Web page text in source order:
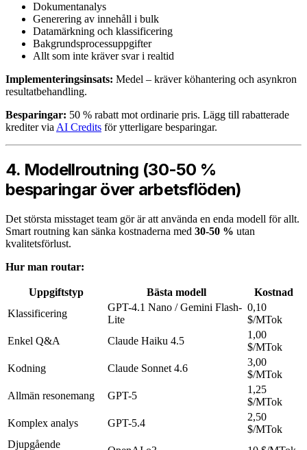
Dokumentanalys
Generering av innehåll i bulk
Datamärkning och klassificering
Bakgrundsprocessuppgifter
Allt som inte kräver svar i realtid
Implementeringsinsats: Medel – kräver köhantering och asynkron
resultatbehandling.
Besparingar: 50 % rabatt mot ordinarie pris. Lägg till rabatterade
krediter via AI Credits för ytterligare besparingar.
4. Modellroutning (30-50 %
besparingar över arbetsflöden)
Det största misstaget team gör är att använda en enda modell för allt.
Smart routning kan sänka kostnaderna med 30-50 % utan
kvalitetsförlust.
Hur man routar:
Uppgiftstyp Bästa modell
Kostnad
Klassificering
GPT-4.1 Nano / Gemini Flash-
Lite
0,10
$/MTok
Enkel Q&A
Claude Haiku 4.5
1,00
$/MTok
Kodning
Claude Sonnet 4.6
3,00
$/MTok
Allmän resonemang
GPT-5
1,25
$/MTok
Komplex analys
GPT-5.4
2,50
$/MTok
Djupgående